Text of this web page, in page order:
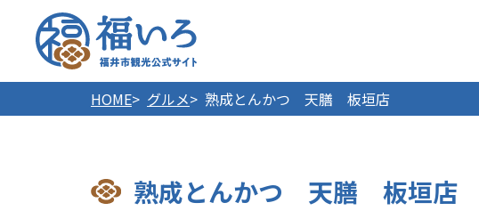
福井市観
HOME グルメ 熟成とんかつ 天膳 板垣店
熟成とんかつ 天膳 板垣店